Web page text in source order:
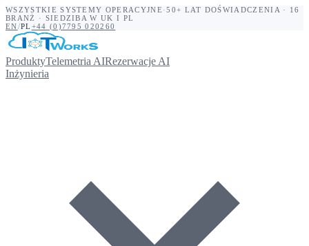
WSZYSTKIE SYSTEMY OPERACYJNE ·50+ LAT DOŚWIADCZENIA · 16
BRANŻ · SIEDZIBA W UK I PL
EN/PL +44 (0)7795 020260
ProduktyTelemetria AIRezerwacje AI
Inżynieria